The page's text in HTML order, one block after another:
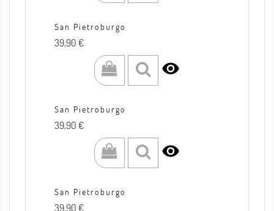
San Pietroburgo
Prezzo
39,90 €

San Pietroburgo
Prezzo
39,90 €

San Pietroburgo
Prezzo
39,90 €